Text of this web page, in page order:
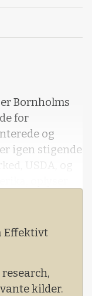
Bornholms
for
og
igen stigende
USDA, og
Effektivt
kilder.